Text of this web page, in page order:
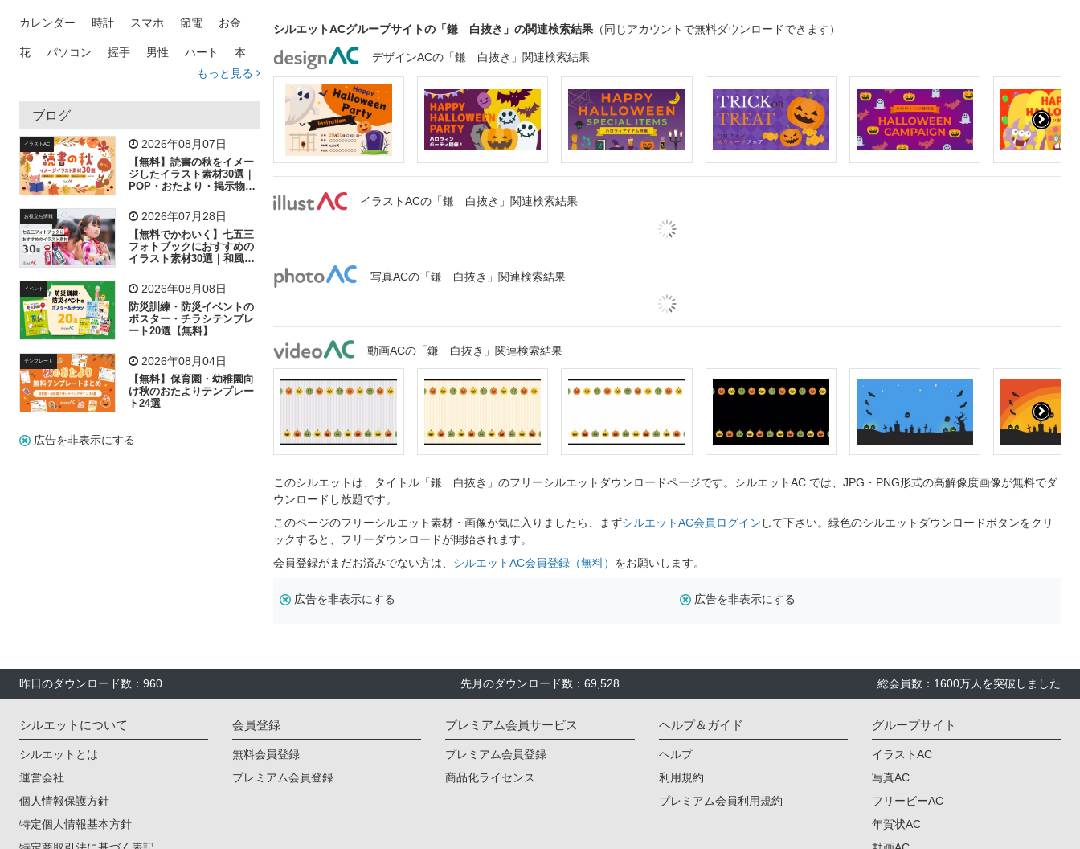
カレンダー 時計 スマホ 節電 お金
花 パソコン 握手 男性 ハート 本
トラック 木
吹き出し
飛行機 グラフ ビル 魚 家族 書類
歩く 工場 会社 太陽 キラキラ
子供 作業員 葉 相談 ピクトグラム
もっと見る
ブログ
イラストAC 2026年08月07日
【無料】読書の秋をイメー
ジしたイラスト素材30選｜
POP・おたより・掲示物に
お役立ち情報 2026年07月28日
【無料でかわいく】七五三
フォトブックにおすすめの
イラスト素材30選｜和風の
イベント 2026年08月08日
防災訓練・防災イベントの
ポスター・チラシテンプレ
ート20選【無料】
テンプレート 2026年08月04日
【無料】保育園・幼稚園向
け秋のおたよりテンプレー
ト24選
広告を非表示にする
シルエットACグループサイトの「鎌 白抜き」の関連検索結果 （同じアカウントで無料ダウンロードできます）
デザインACの「鎌 白抜き」関連検索結果
イラストACの「鎌 白抜き」関連検索結果
写真ACの「鎌 白抜き」関連検索結果
動画ACの「鎌 白抜き」関連検索結果
このシルエットは、タイトル「鎌 白抜き」のフリーシルエットダウンロードページです。シルエットAC では、JPG・PNG形式の高解像度画像が無料でダ
ウンロードし放題です。
このページのフリーシルエット素材・画像が気に入りましたら、まずシルエットAC会員ログイン して下さい。緑色のシルエットダウンロードボタンをクリ
ックすると、フリーダウンロードが開始されます。
会員登録がまだお済みでない方は、 シルエットAC会員登録（無料） をお願いします。
広告を非表示にする 広告を非表示にする
昨日のダウンロード数：960 先月のダウンロード数：69,528 総会員数：1600万人を突破しました
シルエットについて
シルエットとは
運営会社
個人情報保護方針
特定個人情報基本方針
会員登録
無料会員登録
プレミアム会員登録
プレミアム会員サービス
プレミアム会員登録
商品化ライセンス
ヘルプ＆ガイド
ヘルプ
利用規約
プレミアム会員利用規約
グループサイト
イラストAC
写真AC
フリービーAC
年賀状AC